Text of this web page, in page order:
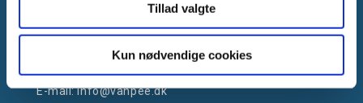
Tillad valgte
Kun nødvendige cookies
2605 Brøndby, Danmark
CVR: DK-25695801
Tlf.:+45 44 85 90 00
E-mail:info@vanpee.dk